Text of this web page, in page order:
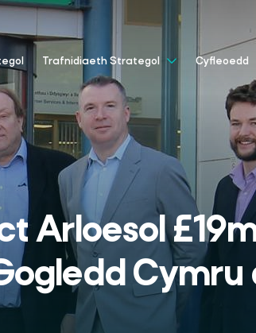
Trafnidiaeth Strategol Cyfleoedd
Arloesol
Cymru